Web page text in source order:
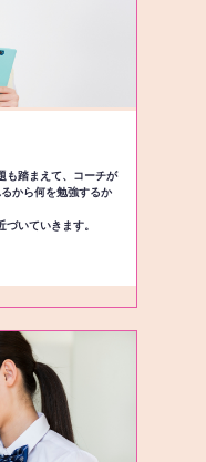
も踏まえて、コーチが
から何を勉強するか
いていきます。